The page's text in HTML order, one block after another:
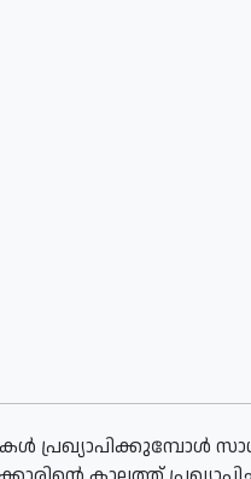
പ്രഖ്യാപിക്കുമ്പോള്‍